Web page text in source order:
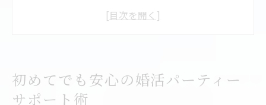
初参加でも緊張せずに挑める婚活パーティ
婚活パーティー受付から案内までのサポー
ト内容
初めてでも安心の婚活パーティー
サポート術